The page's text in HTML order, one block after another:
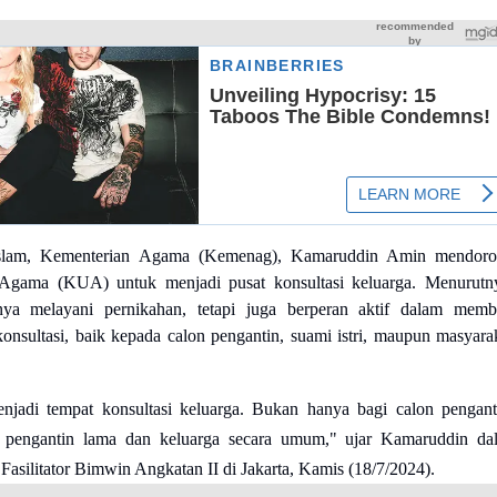
Kementerian Agama (Kemenag), Kamaruddin Amin
(KUA) untuk menjadi pusat konsultasi keluarga.
melayani pernikahan, tetapi juga berperan aktif dalam
baik kepada calon pengantin, suami istri, maupun
tempat konsultasi keluarga. Bukan hanya bagi calon
lama dan keluarga secara umum," ujar Kamaruddin
Bimwin Angkatan II di Jakarta, Kamis (18/7/2024).